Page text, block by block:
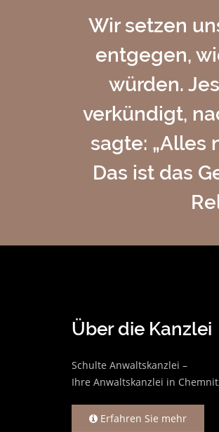
Wir setzen
entgegen,
würden.
verkündigt,
sagte: „Alles
Das ist das
Über die Kanzlei
Schulte Anwaltskanzlei –
Ihre Anwaltskanzlei in
Erfahren Sie mehr